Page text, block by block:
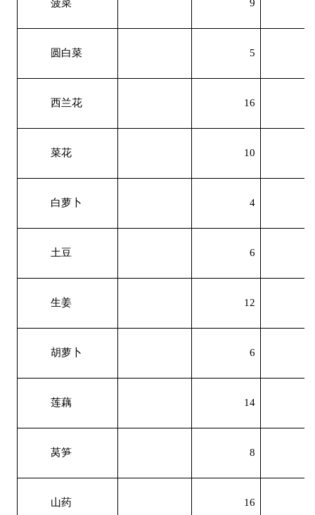
菠菜 9
圆白菜 5
西兰花 16
菜花 10
白萝卜 4
土豆 6
生姜 12
胡萝卜 6
莲藕 14
莴笋 8
山药 16